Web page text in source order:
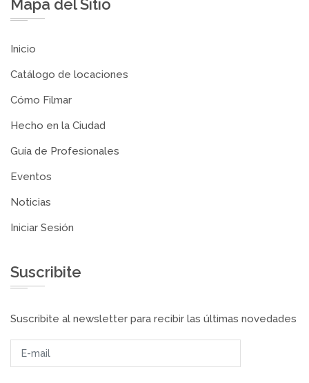
Mapa del Sitio
Inicio
Catálogo de locaciones
Cómo Filmar
Hecho en la Ciudad
Guía de Profesionales
Eventos
Noticias
Iniciar Sesión
Suscribite
Suscribite al newsletter para recibir las últimas novedades